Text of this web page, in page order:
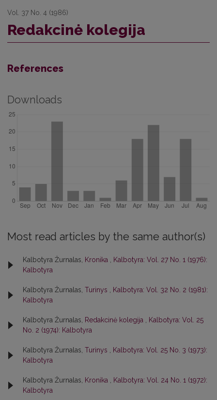
Vol. 37 No. 4 (1986)
Redakcinė kolegija
References
Downloads
Most read articles by the same author(s)
Kalbotyra Žurnalas, Kronika
Kalbotyra: Vol. 27 No. 1 (1976):
Kalbotyra
Kalbotyra Žurnalas, Turinys
Kalbotyra: Vol. 32 No. 2 (1981):
Kalbotyra
Kalbotyra Žurnalas, Redakcinė kolegija
Kalbotyra: Vol. 25
No. 2 (1974): Kalbotyra
Kalbotyra Žurnalas, Turinys
Kalbotyra: Vol. 25 No. 3 (1973):
Kalbotyra
Kalbotyra Žurnalas, Kronika
Kalbotyra: Vol. 24 No. 1 (1972):
Kalbotyra